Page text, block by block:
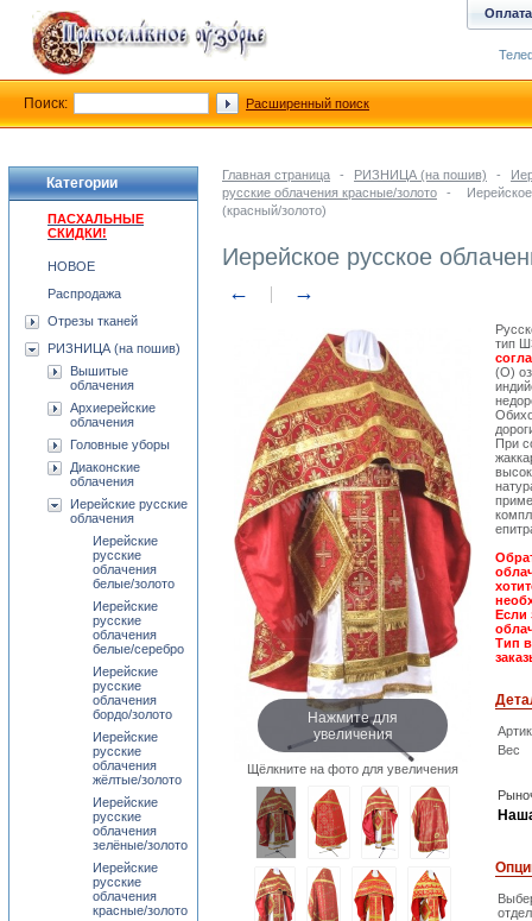
Главная страница - РИЗНИЦА (на пошив) -
русские облачения красные/золото
-
(красный/золото)
Иерейское русское
← →
Нажмите для
увеличения
Щёлкните на фото для увеличения
тип
(О)
При
Если
Тип
Вес
Категории
ПАСХАЛЬНЫЕ
СКИДКИ!
НОВОЕ
Распродажа
Отрезы тканей
РИЗНИЦА (на пошив)
Вышитые
облачения
Архиерейские
облачения
Головные уборы
Диаконские
облачения
Иерейские русские
облачения
Иерейские
русские
облачения
белые/золото
Иерейские
русские
облачения
белые/серебро
Иерейские
русские
облачения
бордо/золото
Иерейские
русские
облачения
жёлтые/золото
Иерейские
русские
облачения
зелёные/золото
Иерейские
русские
облачения
красные/золото
Оплата
Поиск: Расширенный поиск